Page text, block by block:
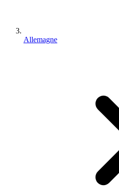
Allemagne